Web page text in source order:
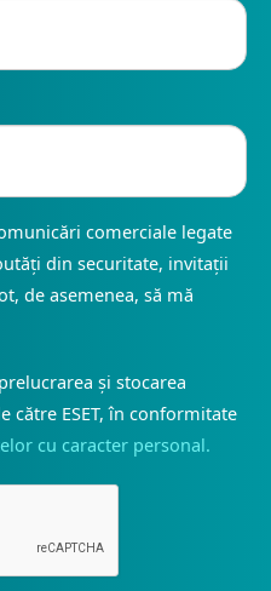
comerciale legate
din securitate, invitații
de asemenea, să mă
și stocarea
către ESET, în conformitate
cu caracter personal.